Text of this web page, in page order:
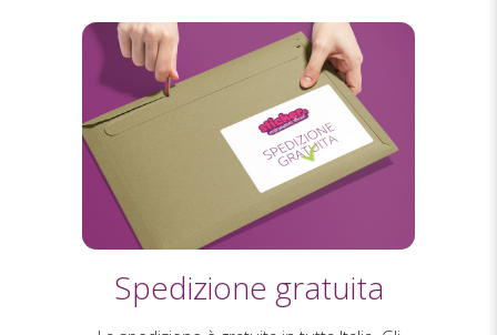
Spedizione gratuita